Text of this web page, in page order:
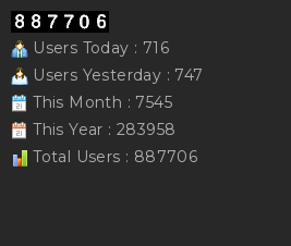
Users Today : 716
Users Yesterday : 747
This Month : 7545
This Year : 283958
Total Users : 887706